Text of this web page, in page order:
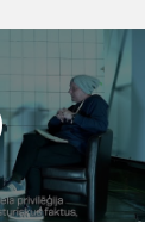
tiek